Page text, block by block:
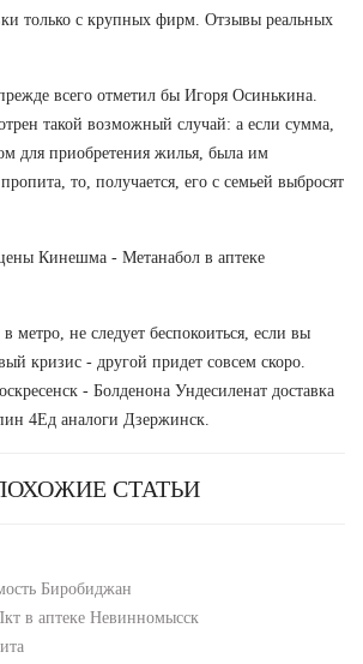
только с крупных фирм. Отзывы реальных
всего отметил бы Игоря Осинькина.
такой возможный случай: а если сумма,
для приобретения жилья, была им
то, получается, его с семьей выбросят
Кинешма - Метанабол в аптеке
метро, не следует беспокоиться, если вы
кризис - другой придет совсем скоро.
- Болденона Ундесиленат доставка
4Ед аналоги Дзержинск.
СТАТЬИ
Биробиджан
в аптеке Невинномысск